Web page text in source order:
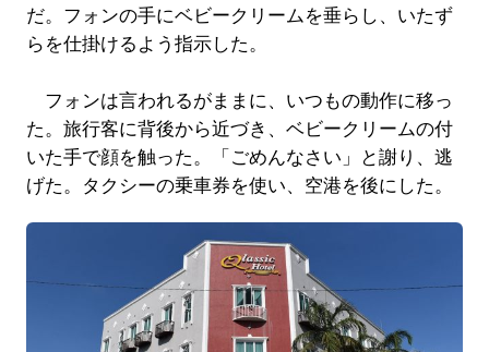
だ。フォンの手にベビークリームを垂らし、いたず
らを仕掛けるよう指示した。
フォンは言われるがままに、いつもの動作に移っ
た。旅行客に背後から近づき、ベビークリームの付
いた手で顔を触った。「ごめんなさい」と謝り、逃
げた。タクシーの乗車券を使い、空港を後にした。